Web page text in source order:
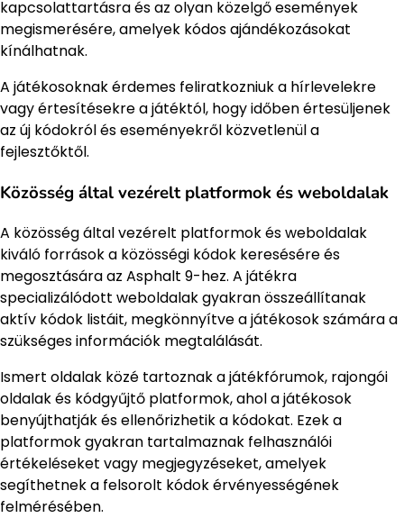
kapcsolattartásra és az olyan közelgő események
megismerésére, amelyek kódos ajándékozásokat
kínálhatnak.
A játékosoknak érdemes feliratkozniuk a hírlevelekre
vagy értesítésekre a játéktól, hogy időben értesüljenek
az új kódokról és eseményekről közvetlenül a
fejlesztőktől.
Közösség által vezérelt platformok és weboldalak
A közösség által vezérelt platformok és weboldalak
kiváló források a közösségi kódok keresésére és
megosztására az Asphalt 9-hez. A játékra
specializálódott weboldalak gyakran összeállítanak
aktív kódok listáit, megkönnyítve a játékosok számára a
szükséges információk megtalálását.
Ismert oldalak közé tartoznak a játékfórumok, rajongói
oldalak és kódgyűjtő platformok, ahol a játékosok
benyújthatják és ellenőrizhetik a kódokat. Ezek a
platformok gyakran tartalmaznak felhasználói
értékeléseket vagy megjegyzéseket, amelyek
segíthetnek a felsorolt kódok érvényességének
felmérésében.